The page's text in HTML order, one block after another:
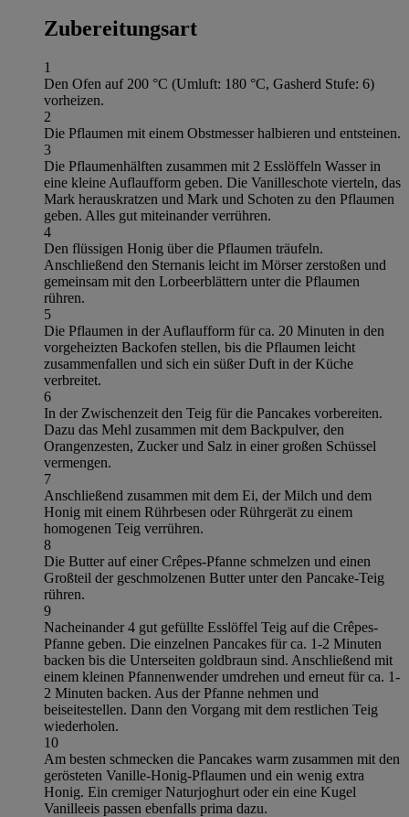
Zubereitungsart
1
Den Ofen auf 200 °C (Umluft: 180 °C, Gasherd Stufe: 6)
vorheizen.
2
Die Pflaumen mit einem Obstmesser halbieren und entsteinen.
3
Die Pflaumenhälften zusammen mit 2 Esslöffeln Wasser in
eine kleine Auflaufform geben. Die Vanilleschote vierteln, das
Mark herauskratzen und Mark und Schoten zu den Pflaumen
geben. Alles gut miteinander verrühren.
4
Den flüssigen Honig über die Pflaumen träufeln.
Anschließend den Sternanis leicht im Mörser zerstoßen und
gemeinsam mit den Lorbeerblättern unter die Pflaumen
rühren.
5
Die Pflaumen in der Auflaufform für ca. 20 Minuten in den
vorgeheizten Backofen stellen, bis die Pflaumen leicht
zusammenfallen und sich ein süßer Duft in der Küche
verbreitet.
6
In der Zwischenzeit den Teig für die Pancakes vorbereiten.
Dazu das Mehl zusammen mit dem Backpulver, den
Orangenzesten, Zucker und Salz in einer großen Schüssel
vermengen.
7
Anschließend zusammen mit dem Ei, der Milch und dem
Honig mit einem Rührbesen oder Rührgerät zu einem
homogenen Teig verrühren.
8
Die Butter auf einer Crêpes-Pfanne schmelzen und einen
Großteil der geschmolzenen Butter unter den Pancake-Teig
rühren.
9
Nacheinander 4 gut gefüllte Esslöffel Teig auf die Crêpes-
Pfanne geben. Die einzelnen Pancakes für ca. 1-2 Minuten
backen bis die Unterseiten goldbraun sind. Anschließend mit
einem kleinen Pfannenwender umdrehen und erneut für ca. 1-
2 Minuten backen. Aus der Pfanne nehmen und
beiseitestellen. Dann den Vorgang mit dem restlichen Teig
wiederholen.
10
Am besten schmecken die Pancakes warm zusammen mit den
gerösteten Vanille-Honig-Pflaumen und ein wenig extra
Honig. Ein cremiger Naturjoghurt oder ein eine Kugel
Vanilleeis passen ebenfalls prima dazu.